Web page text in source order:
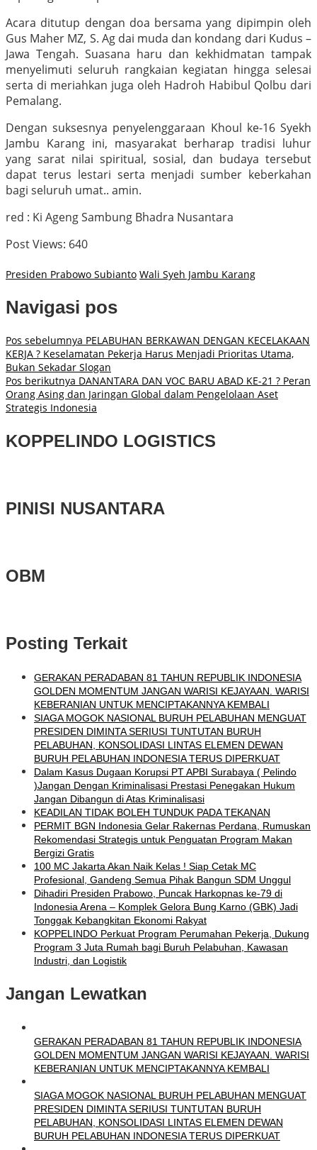
Acara ditutup dengan doa bersama yang dipimpin oleh
Gus Maher MZ, S. Ag dai muda dan kondang dari Kudus –
Jawa Tengah. Suasana haru dan kekhidmatan tampak
menyelimuti seluruh rangkaian kegiatan hingga selesai
serta di meriahkan juga oleh Hadroh Habibul Qolbu dari
Pemalang.
Dengan suksesnya penyelenggaraan Khoul ke-16 Syekh
Jambu Karang ini, masyarakat berharap tradisi luhur
yang sarat nilai spiritual, sosial, dan budaya tersebut
dapat terus lestari serta menjadi sumber keberkahan
bagi seluruh umat.. amin.
red : Ki Ageng Sambung Bhadra Nusantara
Post Views: 640
Presiden Prabowo Subianto Wali Syeh Jambu Karang
Navigasi pos
Pos sebelumnya PELABUHAN BERKAWAN DENGAN KECELAKAAN
KERJA ? Keselamatan Pekerja Harus Menjadi Prioritas Utama,
Bukan Sekadar Slogan
Pos berikutnya DANANTARA DAN VOC BARU ABAD KE-21 ? Peran
Orang Asing dan Jaringan Global dalam Pengelolaan Aset
Strategis Indonesia
KOPPELINDO LOGISTICS
PINISI NUSANTARA
OBM
Posting Terkait
GERAKAN PERADABAN 81 TAHUN REPUBLIK INDONESIA
GOLDEN MOMENTUM JANGAN WARISI KEJAYAAN. WARISI
KEBERANIAN UNTUK MENCIPTAKANNYA KEMBALI
SIAGA MOGOK NASIONAL BURUH PELABUHAN MENGUAT
PRESIDEN DIMINTA SERIUSI TUNTUTAN BURUH
PELABUHAN, KONSOLIDASI LINTAS ELEMEN DEWAN
BURUH PELABUHAN INDONESIA TERUS DIPERKUAT
Dalam Kasus Dugaan Korupsi PT APBI Surabaya ( Pelindo
)Jangan Dengan Kriminalisasi Prestasi Penegakan Hukum
Jangan Dibangun di Atas Kriminalisasi
KEADILAN TIDAK BOLEH TUNDUK PADA TEKANAN
PERMIT BGN Indonesia Gelar Rakernas Perdana, Rumuskan
Rekomendasi Strategis untuk Penguatan Program Makan
Bergizi Gratis
100 MC Jakarta Akan Naik Kelas ! Siap Cetak MC
Profesional, Gandeng Semua Pihak Bangun SDM Unggul
Dihadiri Presiden Prabowo, Puncak Harkopnas ke-79 di
Indonesia Arena – Komplek Gelora Bung Karno (GBK) Jadi
Tonggak Kebangkitan Ekonomi Rakyat
KOPPELINDO Perkuat Program Perumahan Pekerja, Dukung
Program 3 Juta Rumah bagi Buruh Pelabuhan, Kawasan
Industri, dan Logistik
Jangan Lewatkan
GERAKAN PERADABAN 81 TAHUN REPUBLIK INDONESIA
GOLDEN MOMENTUM JANGAN WARISI KEJAYAAN. WARISI
KEBERANIAN UNTUK MENCIPTAKANNYA KEMBALI
SIAGA MOGOK NASIONAL BURUH PELABUHAN MENGUAT
PRESIDEN DIMINTA SERIUSI TUNTUTAN BURUH
PELABUHAN, KONSOLIDASI LINTAS ELEMEN DEWAN
BURUH PELABUHAN INDONESIA TERUS DIPERKUAT